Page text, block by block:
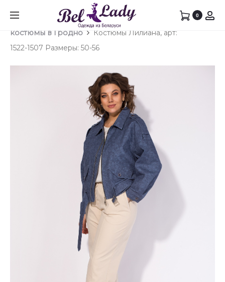
0
Главная Брючный костюм
Брючные
костюмы в Гродно
Костюмы Лилиана, арт:
1522-1507 Размеры: 50-56